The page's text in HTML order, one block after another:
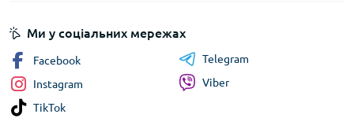
Ми у соціальних мережах
Facebook
Instagram
TikTok
Telegram
Viber